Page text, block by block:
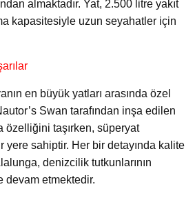
almaktadır. Yat, 2.500 litre yakıt
kapasitesiyle uzun seyahatler için
en büyük yatları arasında özel
Swan tarafından inşa edilen
özelliğini taşırken, süperyat
yere sahiptir. Her bir detayında kalite
denizcilik tutkunlarının
devam etmektedir.